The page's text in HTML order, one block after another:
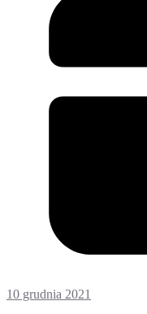
10 grudnia 2021